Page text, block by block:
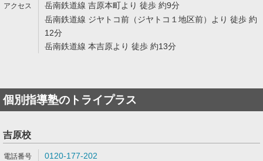
岳南鉄道線 吉原本町より 徒歩 約9分
岳南鉄道線 ジヤトコ前（ジヤトコ１地区前）より 徒歩 約
12分
岳南鉄道線 本吉原より 徒歩 約13分
個別指導塾のトライプラス
吉原校
0120-177-202